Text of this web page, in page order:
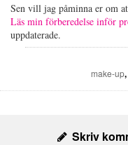
Sen vill jag påminna er om
Läs min förberedelse inför
uppdaterade.
make-up,
Skriv